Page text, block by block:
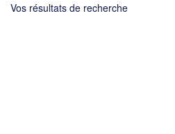
Vos résultats de recherche